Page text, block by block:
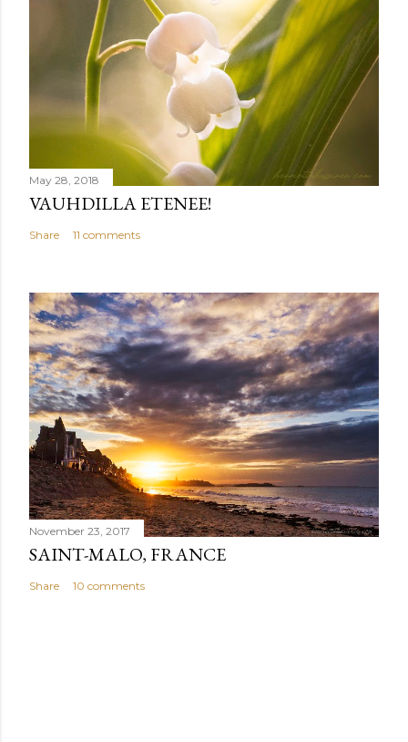
May 28, 2018
VAUHDILLA ETENEE!
Share 11 comments
November 23, 2017
SAINT-MALO, FRANCE
Share 10 comments